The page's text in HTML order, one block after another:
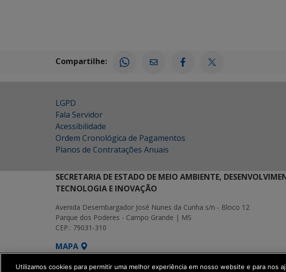
Compartilhe:
LGPD
Fala Servidor
Acessibilidade
Ordem Cronológica de Pagamentos
Planos de Contratações Anuais
SECRETARIA DE ESTADO DE MEIO AMBIENTE,
TECNOLOGIA E INOVAÇÃO
Avenida Desembargador José Nunes da Cunha s/n - Bloco 12
Parque dos Poderes - Campo Grande | MS
CEP.: 79031-310
MAPA
SETDIG | Secretaria-Executiva de Transformação Digital
Utilizamos cookies para permitir uma melhor experiência em nosso website e para nos